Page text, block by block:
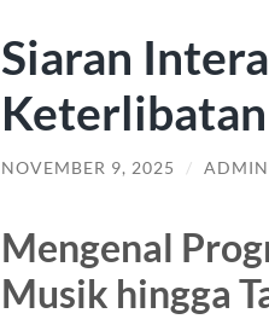
Siaran
NOVEMBER 9, 2025 / ADMIN
Mengenal
Musik hingga